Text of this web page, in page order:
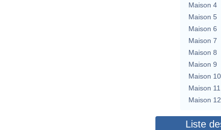
Maison 4
Maison 5
Maison 6
Maison 7
Maison 8
Maison 9
Maison 10
Maison 11
Maison 12
Liste